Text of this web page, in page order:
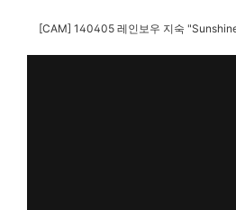
[CAM] 140405 레인보우 지숙